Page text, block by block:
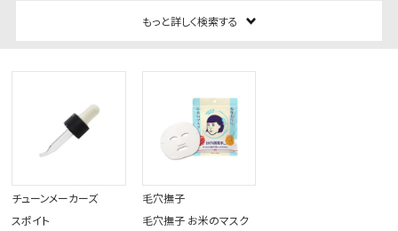
もっと詳しく検索する
チューンメーカーズ
スポイト
毛穴撫子
毛穴撫子 お米のマスク